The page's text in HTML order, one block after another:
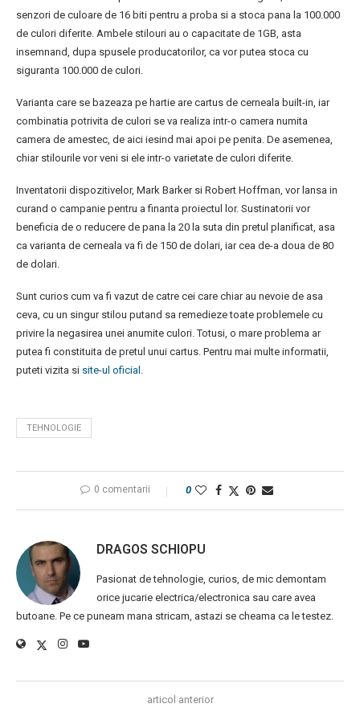
senzori de culoare de 16 biti pentru a proba si a stoca pana la 100.000
de culori diferite. Ambele stilouri au o capacitate de 1GB, asta
insemnand, dupa spusele producatorilor, ca vor putea stoca cu
siguranta 100.000 de culori.
Varianta care se bazeaza pe hartie are cartus de cerneala built-in, iar
combinatia potrivita de culori se va realiza intr-o camera numita
camera de amestec, de aici iesind mai apoi pe penita. De asemenea,
chiar stilourile vor veni si ele intr-o varietate de culori diferite.
Inventatorii dispozitivelor, Mark Barker si Robert Hoffman, vor lansa in
curand o campanie pentru a finanta proiectul lor. Sustinatorii vor
beneficia de o reducere de pana la 20 la suta din pretul planificat, asa
ca varianta de cerneala va fi de 150 de dolari, iar cea de-a doua de 80
de dolari.
Sunt curios cum va fi vazut de catre cei care chiar au nevoie de asa
ceva, cu un singur stilou putand sa remedieze toate problemele cu
privire la negasirea unei anumite culori. Totusi, o mare problema ar
putea fi constituita de pretul unui cartus. Pentru mai multe informatii,
puteti vizita si site-ul oficial.
TEHNOLOGIE
0 comentarii 0
DRAGOS SCHIOPU
Pasionat de tehnologie, curios, de mic demontam
orice jucarie electrica/electronica sau care avea
butoane. Pe ce puneam mana stricam, astazi se cheama ca le testez.
articol anterior